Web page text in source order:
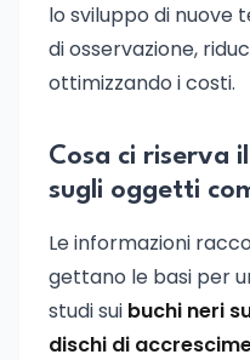
lo sviluppo di nuove
di osservazione,
ottimizzando i costi.
Cosa ci riserva
sugli oggetti
Le informazioni
gettano le basi per
studi sui buchi neri
dischi di